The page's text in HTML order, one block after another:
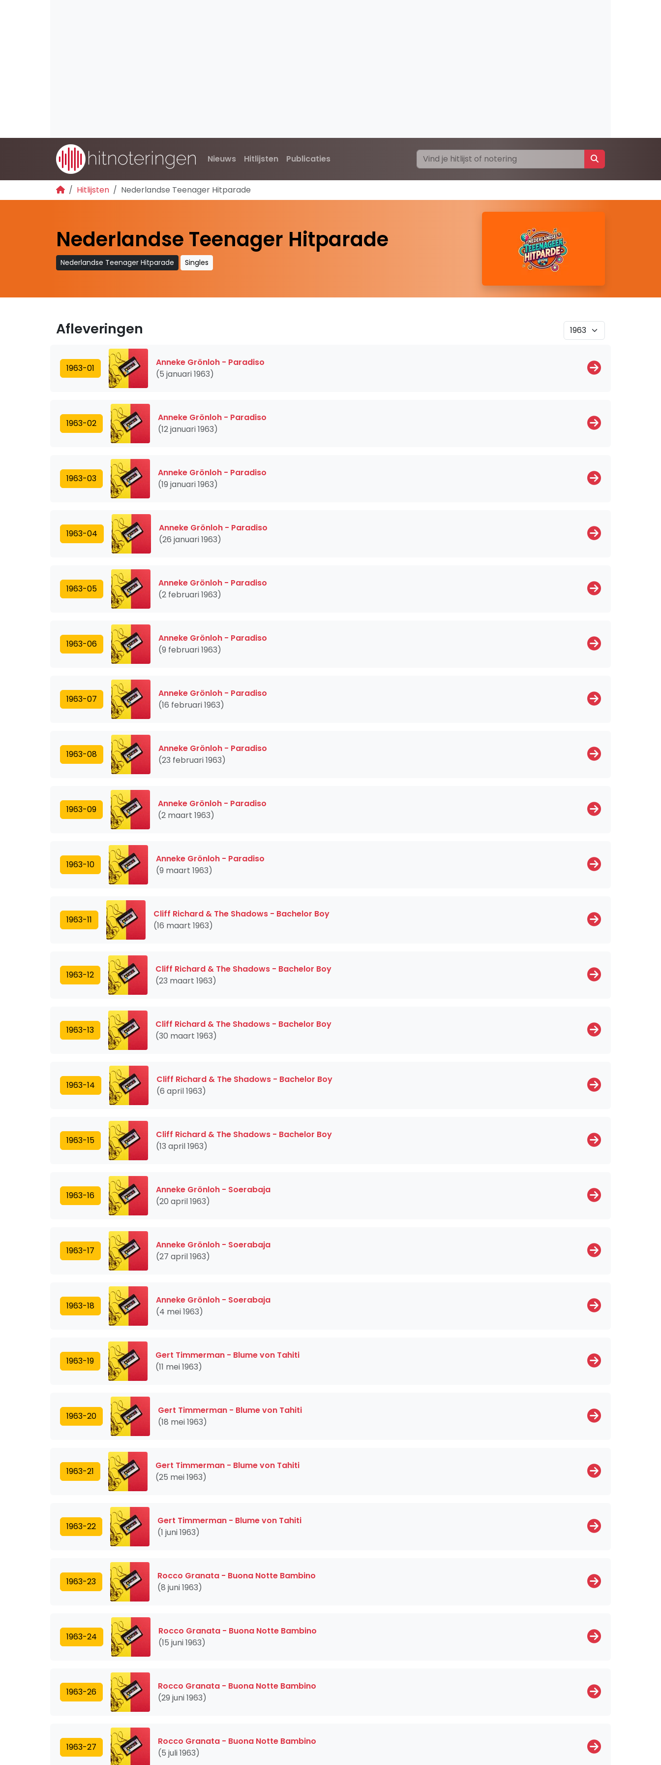
Nieuws Hitlijsten Publicaties
Hitlijsten Nederlandse Teenager Hitparade
Nederlandse Teenager Hitparade
Nederlandse Teenager Hitparade Singles
Afleveringen
1963-01
Anneke Grönloh - Paradiso
(5 januari 1963)
1963-02
Anneke Grönloh - Paradiso
(12 januari 1963)
1963-03
Anneke Grönloh - Paradiso
(19 januari 1963)
1963-04
Anneke Grönloh - Paradiso
(26 januari 1963)
1963-05
Anneke Grönloh - Paradiso
(2 februari 1963)
1963-06
Anneke Grönloh - Paradiso
(9 februari 1963)
1963-07
Anneke Grönloh - Paradiso
(16 februari 1963)
1963-08
Anneke Grönloh - Paradiso
(23 februari 1963)
1963-09
Anneke Grönloh - Paradiso
(2 maart 1963)
1963-10
Anneke Grönloh - Paradiso
(9 maart 1963)
1963-11
Cliff Richard & The Shadows - Bachelor Boy
(16 maart 1963)
1963-12
Cliff Richard & The Shadows - Bachelor Boy
(23 maart 1963)
1963-13
Cliff Richard & The Shadows - Bachelor Boy
(30 maart 1963)
1963-14
Cliff Richard & The Shadows - Bachelor Boy
(6 april 1963)
1963-15
Cliff Richard & The Shadows - Bachelor Boy
(13 april 1963)
1963-16
Anneke Grönloh - Soerabaja
(20 april 1963)
1963-17
Anneke Grönloh - Soerabaja
(27 april 1963)
1963-18
Anneke Grönloh - Soerabaja
(4 mei 1963)
1963-19
Gert Timmerman - Blume von Tahiti
(11 mei 1963)
1963-20
Gert Timmerman - Blume von Tahiti
(18 mei 1963)
1963-21
Gert Timmerman - Blume von Tahiti
(25 mei 1963)
1963-22
Gert Timmerman - Blume von Tahiti
(1 juni 1963)
1963-23
Rocco Granata - Buona Notte Bambino
(8 juni 1963)
1963-24
Rocco Granata - Buona Notte Bambino
(15 juni 1963)
1963-26
Rocco Granata - Buona Notte Bambino
(29 juni 1963)
1963-27
Rocco Granata - Buona Notte Bambino
(5 juli 1963)